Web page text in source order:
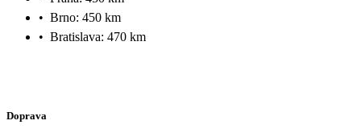
• Brno: 450 km
• Bratislava: 470 km
Doprava